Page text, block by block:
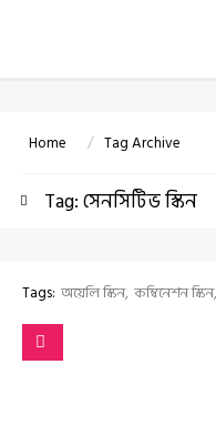
Home Tag Archive
Tag: সেনসিটিভ স্কিন
Tags: অয়েলি স্কিন কম্বিনেশন স্কিন